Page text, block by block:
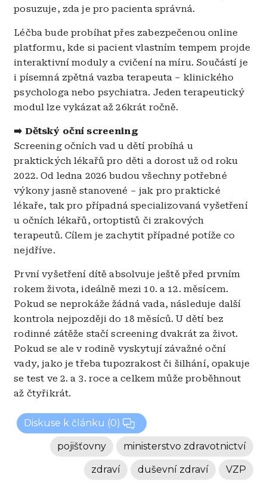
posuzuje, zda je pro pacienta správná.
Léčba bude probíhat přes zabezpečenou online
platformu, kde si pacient vlastním tempem projde
interaktivní moduly a cvičení na míru. Součástí je
i písemná zpětná vazba terapeuta – klinického
psychologa nebo psychiatra. Jeden terapeutický
modul lze vykázat až 26krát ročně.
➡️ Dětský oční screening
Screening očních vad u dětí probíhá u
praktických lékařů pro děti a dorost už od roku
2022. Od ledna 2026 budou všechny potřebné
výkony jasně stanovené – jak pro praktické
lékaře, tak pro případná specializovaná vyšetření
u očních lékařů, ortoptistů či zrakových
terapeutů. Cílem je zachytit případné potíže co
nejdříve.
První vyšetření dítě absolvuje ještě před prvním
rokem života, ideálně mezi 10. a 12. měsícem.
Pokud se neprokáže žádná vada, následuje další
kontrola nejpozději do 18 měsíců. U dětí bez
rodinné zátěže stačí screening dvakrát za život.
Pokud se ale v rodině vyskytují závažné oční
vady, jako je třeba tupozrakost či šilhání, opakuje
se test ve 2. a 3. roce a celkem může proběhnout
až čtyřikrát.
Diskuse k článku (0)
ministerstvo zdravotnictví
pojišťovny
VZP
duševní zdraví
zdraví